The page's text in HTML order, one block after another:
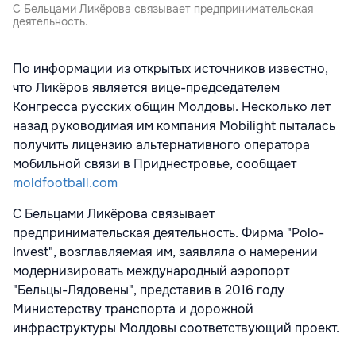
С Бельцами Ликёрова связывает предпринимательская
деятельность.
По информации из открытых источников известно,
что Ликёров является вице-председателем
Конгресса русских общин Молдовы. Несколько лет
назад руководимая им компания Mobilight пыталась
получить лицензию альтернативного оператора
мобильной связи в Приднестровье, сообщает
moldfootball.com
С Бельцами Ликёрова связывает
предпринимательская деятельность. Фирма "Polo-
Invest", возглавляемая им, заявляла о намерении
модернизировать международный аэропорт
"Бельцы-Лядовены", представив в 2016 году
Министерству транспорта и дорожной
инфраструктуры Молдовы соответствующий проект.